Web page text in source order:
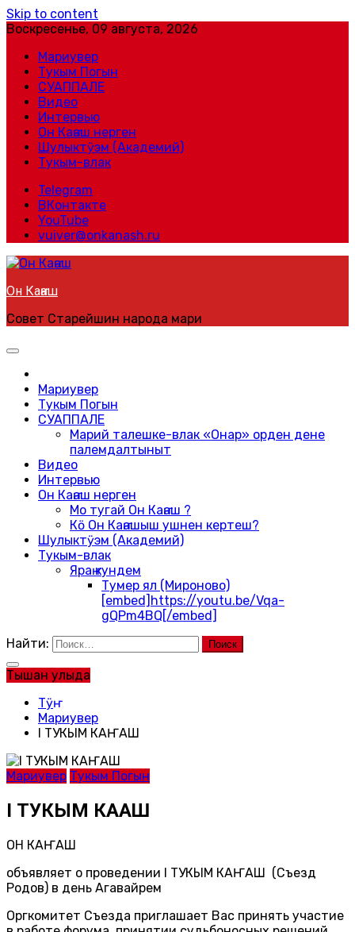
Skip to content
Воскресенье, 09 августа, 2026
Мариувер
Тукым Погын
СУАППАЛЕ
Видео
Интервью
Он Каҥаш нерген
Шулыктӱэм (Академий)
Тукым-влак
Telegram
ВКонтакте
YouTube
vuiver@onkanash.ru
Он Каҥаш
Совет Старейшин народа мари
Мариувер
Тукым Погын
СУАППАЛЕ
Марий талешке-влак «Онар» орден дене
палемдалтыныт
Видео
Интервью
Он Каҥаш нерген
Мо тугай Он Каҥаш ?
Кӧ Он Каҥашыш ушнен кертеш?
Шулыктӱэм (Академий)
Тукым-влак
Яраҥ кундем
Тумер ял (Мироново)
[embed]https://youtu.be/Vqa-
gQPm4BQ[/embed]
Найти:
Тышан улыда
Тӱҥ
Мариувер
I ТУКЫМ КАҤАШ
Мариувер Тукым Погын
I ТУКЫМ КАҤАШ
ОН КАҤАШ
объявляет о проведении I ТУКЫМ КАҤАШ (Съезд
Родов) в день Агавайрем
Оргкомитет Съезда приглашает Вас принять участие